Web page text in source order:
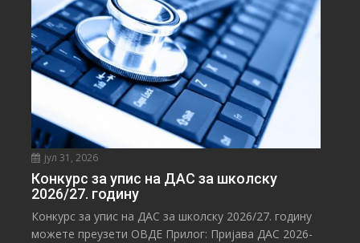
јул 31, 2026
Конкурс за упис на ДАС за школску
2026/27. годину
Конкурс за упис на ДАС за школску 2026/27. годину
можете преузети ОВДЕ Прилог: Пријава ДАС 2026-